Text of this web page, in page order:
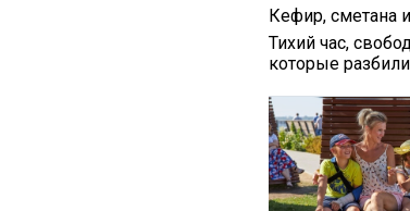
Кефир, сметана
Тихий час,
которые